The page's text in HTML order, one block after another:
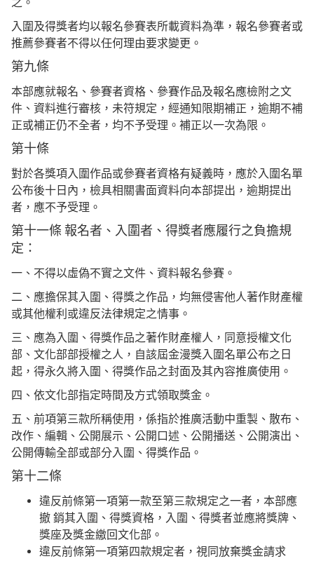
入圍及得獎者均以報名參賽表所載資料為準，報名參賽者或
推薦參賽者不得以任何理由要求變更。
第九條
本部應就報名、參賽者資格、參賽作品及報名應檢附之文
件、資料進行審核，未符規定，經通知限期補正，逾期不補
正或補正仍不全者，均不予受理。補正以一次為限。
第十條
對於各獎項入圍作品或參賽者資格有疑義時，應於入圍名單
公布後十日內，檢具相關書面資料向本部提出，逾期提出
者，應不予受理。
第十一條 報名者、入圍者、得獎者應履行之負擔規
定：
一、不得以虛偽不實之文件、資料報名參賽。
二、應擔保其入圍、得獎之作品，均無侵害他人著作財產權
或其他權利或違反法律規定之情事。
三、應為入圍、得獎作品之著作財產權人，同意授權文化
部、文化部部授權之人，自該屆金漫獎入圍名單公布之日
起，得永久將入圍、得獎作品之封面及其內容推廣使用。
四、依文化部指定時間及方式領取獎金。
五、前項第三款所稱使用，係指於推廣活動中重製、散布、
改作、編輯、公開展示、公開口述、公開播送、公開演出、
公開傳輸全部或部分入圍、得獎作品。
第十二條
違反前條第一項第一款至第三款規定之一者，本部應
撤 銷其入圍、得獎資格，入圍、得獎者並應將獎牌、
獎座及獎金繳回文化部。
違反前條第一項第四款規定者，視同放棄獎金請求